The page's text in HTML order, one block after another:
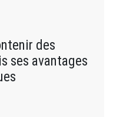
des
ses avantages